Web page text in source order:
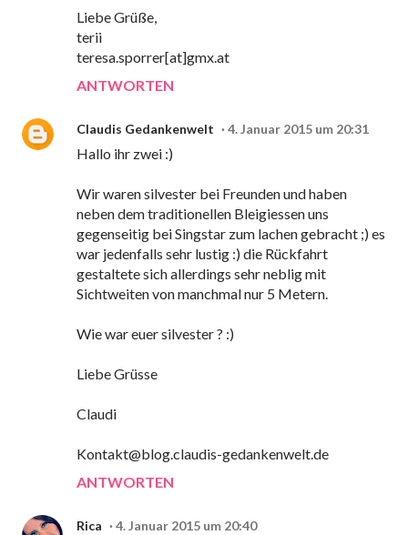
Liebe Grüße,
terii
teresa.sporrer[at]gmx.at
ANTWORTEN
Claudis Gedankenwelt 4. Januar 2015 um 20:31
Hallo ihr zwei :)
Wir waren silvester bei Freunden und haben
neben dem traditionellen Bleigiessen uns
gegenseitig bei Singstar zum lachen gebracht ;) es
war jedenfalls sehr lustig :) die Rückfahrt
gestaltete sich allerdings sehr neblig mit
Sichtweiten von manchmal nur 5 Metern.
Wie war euer silvester ? :)
Liebe Grüsse
Claudi
Kontakt@blog.claudis-gedankenwelt.de
ANTWORTEN
Rica 4. Januar 2015 um 20:40